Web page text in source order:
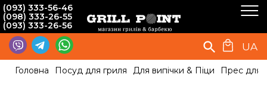
(093) 333-56-46
(098) 333-26-55
(093) 333-26-56
UA
Головна Посуд для гриля Для випічки & Піци Прес для